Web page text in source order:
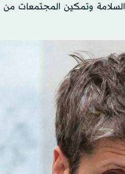
وتمكين المجتمعات من